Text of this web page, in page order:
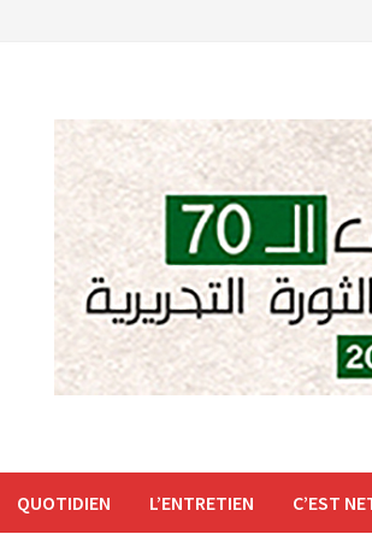
QUOTIDIEN L’ENTRETIEN C’EST